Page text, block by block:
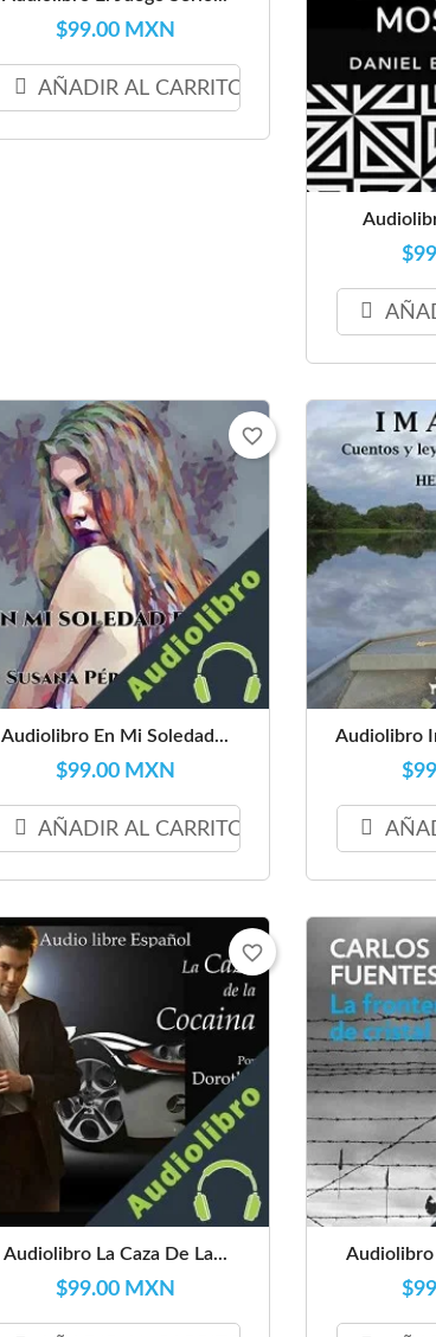
$99.00 MXN
AÑADIR AL CARRITO
Audiolibro En Mi Soledad...
$99.00 MXN
AÑADIR AL CARRITO
favorite_border
Audiolibro
Audiolibro La Caza De La...
$99.00 MXN
favorite_border
Audiolibro